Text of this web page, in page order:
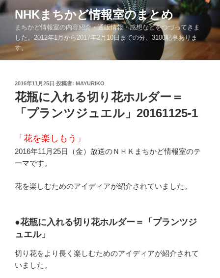
コ
ン
ツ
NHKまちかど情報室のまとめ
まちかど情報室の内容紹介・通販情報・感想などをつづってきま
した。2012年1月から2017年2月10日までの分、3100記事ありま
す。
投
稿
日:
2016年11月25日 投稿者: MAYURIKO
花瓶に入れる切り花ホルダー＝
「プランツジュエル」20161125-1
「花を楽しもう」
2016年11月25日（金）放送のＮＨＫまちかど情報室のテ
ーマです。
花を楽しむためのアイディアが紹介されていました。
●花瓶に入れる切り花ホルダー＝「プランツジ
ュエル」
切り花をより長く楽しむためのアイディアが紹介されて
いました。